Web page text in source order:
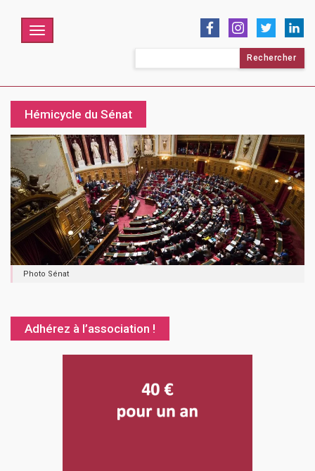
Menu
Hémicycle du Sénat
Photo Sénat
Adhérez à l’association !